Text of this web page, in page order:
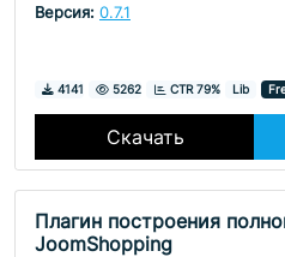
Версия: 0.7.1
Скачивания
4141 Просмотры
5262 CTR 79% Lib
Скачать
Плагин построения
JoomShopping